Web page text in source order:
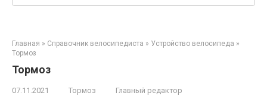
Главная » Справочник велосипедиста » Устройство велосипеда »
Тормоз
Тормоз
07.11.2021 Тормоз Главный редактор